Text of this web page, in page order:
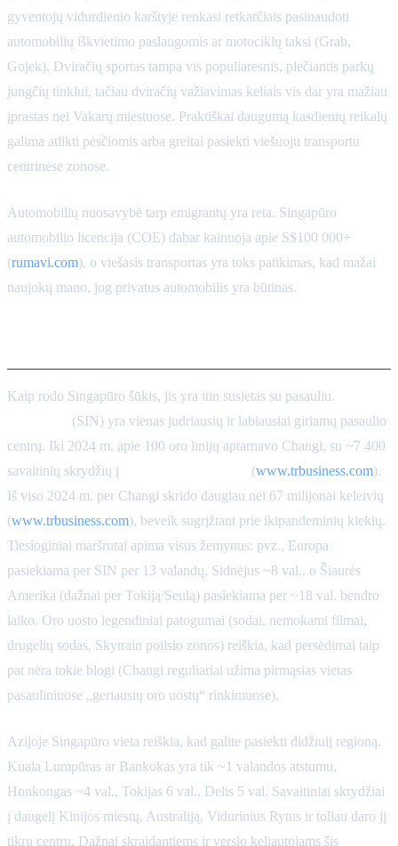
gyventojų vidurdienio karštyje renkasi retkarčiais pasinaudoti
automobilių iškvietimo paslaugomis ar motociklų taksi (Grab,
Gojek). Dviračių sportas tampa vis populiaresnis, plečiantis parkų
jungčių tinklui, tačiau dviračių važiavimas keliais vis dar yra mažiau
įprastas nei Vakarų miestuose. Praktiškai daugumą kasdienių reikalų
galima atlikti pėsčiomis arba greitai pasiekti viešuoju transportu
centrinėse zonose.
Automobilių nuosavybė tarp emigrantų yra reta. Singapūro
automobilio licencija (COE) dabar kainuoja apie S$100 000+
(rumavi.com), o viešasis transportas yra toks patikimas, kad mažai
naujokų mano, jog privatus automobilis yra būtinas.
Kaip rodo Singapūro šūkis, jis yra itin susietas su pasauliu.
(SIN) yra vienas judriausių ir labiausiai giriamų pasaulio
centrų. Iki 2024 m. apie 100 oro linijų aptarnavo Changi, su ~7 400
savaitinių skrydžių į
(www.trbusiness.com).
Iš viso 2024 m. per Changi skrido daugiau nei 67 milijonai keleivių
(www.trbusiness.com), beveik sugrįžtant prie ikipandeminių kiekių.
Tiesioginiai maršrutai apima visus žemynus: pvz., Europa
pasiekiama per SIN per 13 valandų, Sidnėjus ~8 val., o Šiaurės
Amerika (dažnai per Tokiją/Seulą) pasiekiama per ~18 val. bendro
laiko. Oro uosto legendiniai patogumai (sodai, nemokami filmai,
drugelių sodas, Skytrain poilsio zonos) reiškia, kad persėdimai taip
pat nėra tokie blogi (Changi reguliariai užima pirmąsias vietas
pasauliniuose „geriausių oro uostų“ rinkimuose).
Azijoje Singapūro vieta reiškia, kad galite pasiekti didžiulį regioną.
Kuala Lumpūras ar Bankokas yra tik ~1 valandos atstumu,
Honkongas ~4 val., Tokijas 6 val., Delis 5 val. Savaitiniai skrydžiai
į daugelį Kinijos miestų, Australiją, Vidurinius Rytus ir toliau daro jį
tikru centru. Dažnai skraidantiems ir verslo keliautojams šis